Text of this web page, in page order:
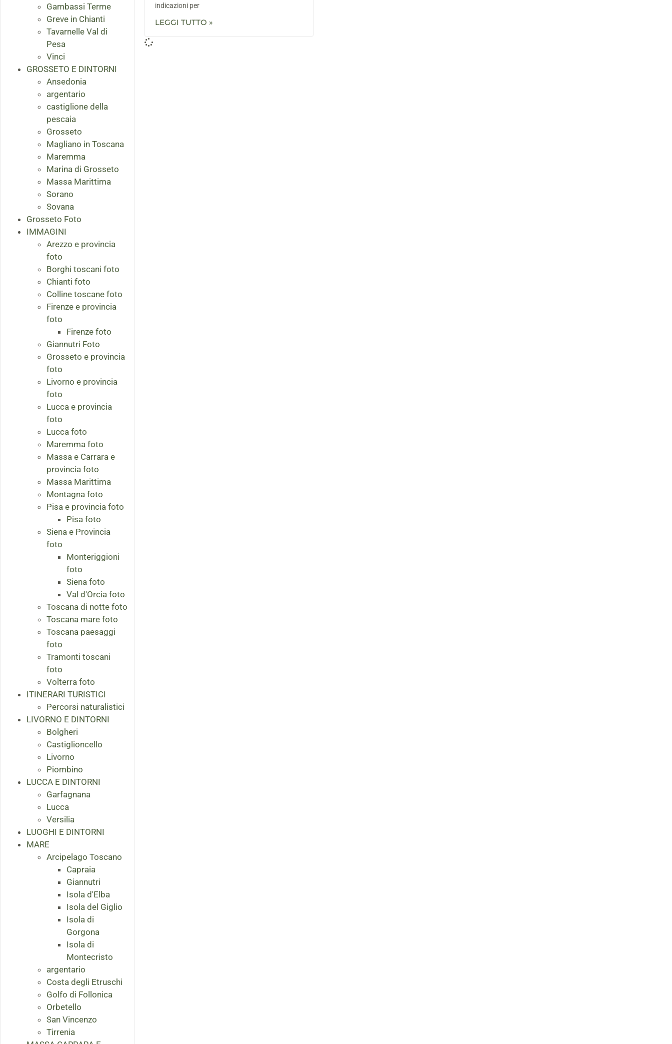
Gambassi Terme
Greve in Chianti
Tavarnelle Val di
Pesa
Vinci
GROSSETO E DINTORNI
Ansedonia
argentario
castiglione della
pescaia
Grosseto
Magliano in Toscana
Maremma
Marina di Grosseto
Massa Marittima
Sorano
Sovana
Grosseto Foto
IMMAGINI
Arezzo e provincia
foto
Borghi toscani foto
Chianti foto
Colline toscane foto
Firenze e provincia
foto
Firenze foto
Giannutri Foto
Grosseto e provincia
foto
Livorno e provincia
foto
Lucca e provincia
foto
Lucca foto
Maremma foto
Massa e Carrara e
provincia foto
Massa Marittima
Montagna foto
Pisa e provincia foto
Pisa foto
Siena e Provincia
foto
Monteriggioni
foto
Siena foto
Val d'Orcia foto
Toscana di notte foto
Toscana mare foto
Toscana paesaggi
foto
Tramonti toscani
foto
Volterra foto
ITINERARI TURISTICI
Percorsi naturalistici
LIVORNO E DINTORNI
Bolgheri
Castiglioncello
Livorno
Piombino
LUCCA E DINTORNI
Garfagnana
Lucca
Versilia
LUOGHI E DINTORNI
MARE
Arcipelago Toscano
Capraia
Giannutri
Isola d'Elba
Isola del Giglio
Isola di
Gorgona
Isola di
Montecristo
argentario
Costa degli Etruschi
Golfo di Follonica
Orbetello
San Vincenzo
Tirrenia
indicazioni per
LEGGI TUTTO »